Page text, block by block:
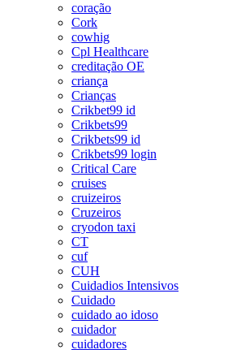
coração
Cork
cowhig
Cpl Healthcare
creditação OE
criança
Crianças
Crikbet99 id
Crikbets99
Crikbets99 id
Crikbets99 login
Critical Care
cruises
cruizeiros
Cruzeiros
cryodon taxi
CT
cuf
CUH
Cuidadios Intensivos
Cuidado
cuidado ao idoso
cuidador
cuidadores